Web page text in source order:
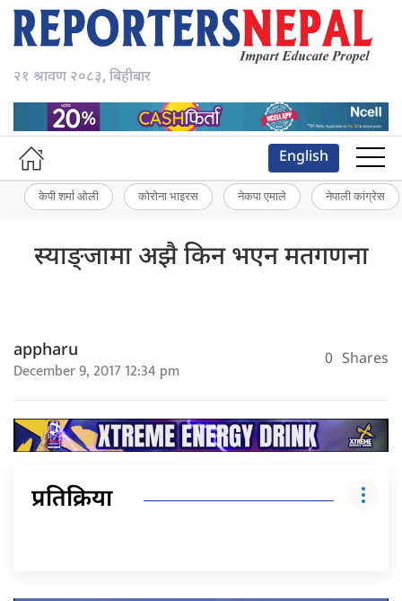
२१ श्रावण २०८३, बिहीबार
English
केपी शर्मा ओली कोरोना भाइरस नेकपा एमाले नेपाली कांग्रेस
स्याङ्जामा अझै किन भएन मतगणना
appharu
December 9, 2017 12:34 pm 0 Shares
प्रतिक्रिया